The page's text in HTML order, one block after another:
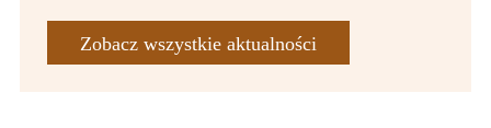
Zobacz wszystkie aktualności